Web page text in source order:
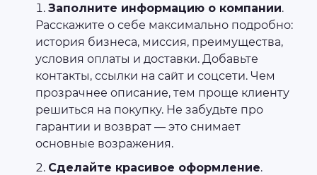
Заполните информацию о компании.
Расскажите о себе максимально подробно:
история бизнеса, миссия, преимущества,
условия оплаты и доставки. Добавьте
контакты, ссылки на сайт и соцсети. Чем
прозрачнее описание, тем проще клиенту
решиться на покупку. Не забудьте про
гарантии и возврат — это снимает
основные возражения.
Сделайте красивое оформление.